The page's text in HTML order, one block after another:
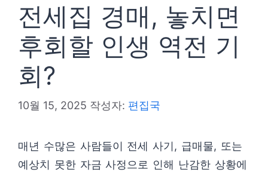
전세집 경매, 놓치면
후회할 인생 역전 기
회?
10월 15, 2025 작성자: 편집국
매년 수많은 사람들이 전세 사기, 급매물, 또는
예상치 못한 자금 사정으로 인해 난감한 상황에